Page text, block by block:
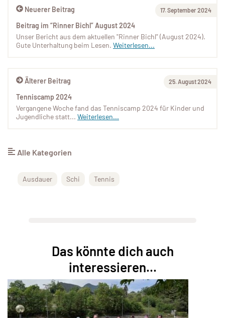
Älterer Beitrag 25. August 2024
Tenniscamp 2024
Vergangene Woche fand das Tenniscamp 2024 für Kinder und
Jugendliche statt... Weiterlesen...
Neuerer Beitrag 17. September 2024
Beitrag im “Rinner Bichl” August 2024
Unser Bericht aus dem aktuellen "Rinner Bichl" (August 2024).
Gute Unterhaltung beim Lesen. Weiterlesen...
Alle Kategorien
Ausdauer Schi Tennis
Das könnte dich auch
interessieren...